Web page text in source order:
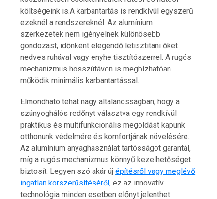
költségeink is.A karbantartás is rendkívül egyszerű
ezeknél a rendszereknél. Az alumínium
szerkezetek nem igényelnek különösebb
gondozást, időnként elegendő letisztítani őket
nedves ruhával vagy enyhe tisztítószerrel. A rugós
mechanizmus hosszútávon is megbízhatóan
működik minimális karbantartással.
Elmondható tehát nagy általánosságban, hogy a
szúnyoghálós redőnyt választva egy rendkívül
praktikus és multifunkcionális megoldást kapunk
otthonunk védelmére és komfortjának növelésére.
Az alumínium anyaghasználat tartósságot garantál,
míg a rugós mechanizmus könnyű kezelhetőséget
biztosít. Legyen szó akár újépítésről vagy meglévő
ingatlan korszerűsítéséről, ez az innovatív
technológia minden esetben előnyt jelenthet
Hatékony megoldások az iPhone
szervizelés világában
6 min